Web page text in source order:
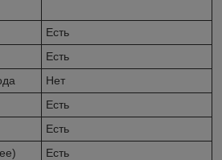
Есть
Есть
Нет
Есть
Есть
Есть